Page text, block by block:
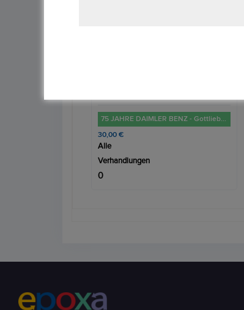
Äquatorial Guinea 7000 Franken, 1993 Dinosaurier Jura - Plateosaurus
150,00 €
Alle
Verhandlungen
0